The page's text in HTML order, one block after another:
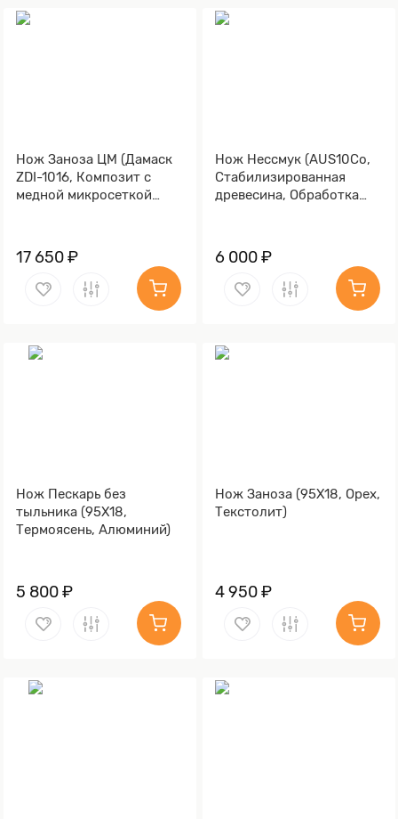
Нож Заноза ЦМ (Дамаск
ZDI-1016, Композит с
медной микросеткой
17 650 ₽
Нож Нессмук (AUS10Co,
Стабилизированная
древесина, Обработка
6 000 ₽
Нож Пескарь без
тыльника (95Х18,
Термоясень, Алюминий)
5 800 ₽
Нож Заноза (95Х18, Орех,
Текстолит)
4 950 ₽